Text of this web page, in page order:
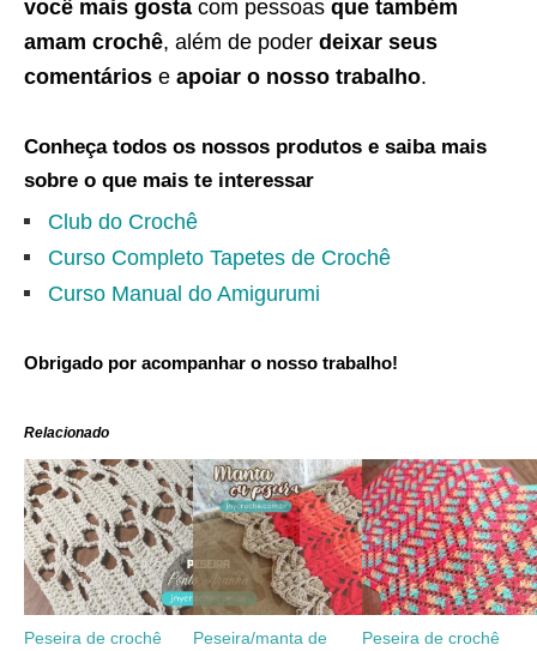
você mais gosta com pessoas que também
amam crochê, além de poder deixar seus
comentários e apoiar o nosso trabalho.
Conheça todos os nossos produtos e saiba mais
sobre o que mais te interessar
Club do Crochê
Curso Completo Tapetes de Crochê
Curso Manual do Amigurumi
Obrigado por acompanhar o nosso trabalho!
Relacionado
Peseira de crochê
Peseira/manta de
Peseira de crochê